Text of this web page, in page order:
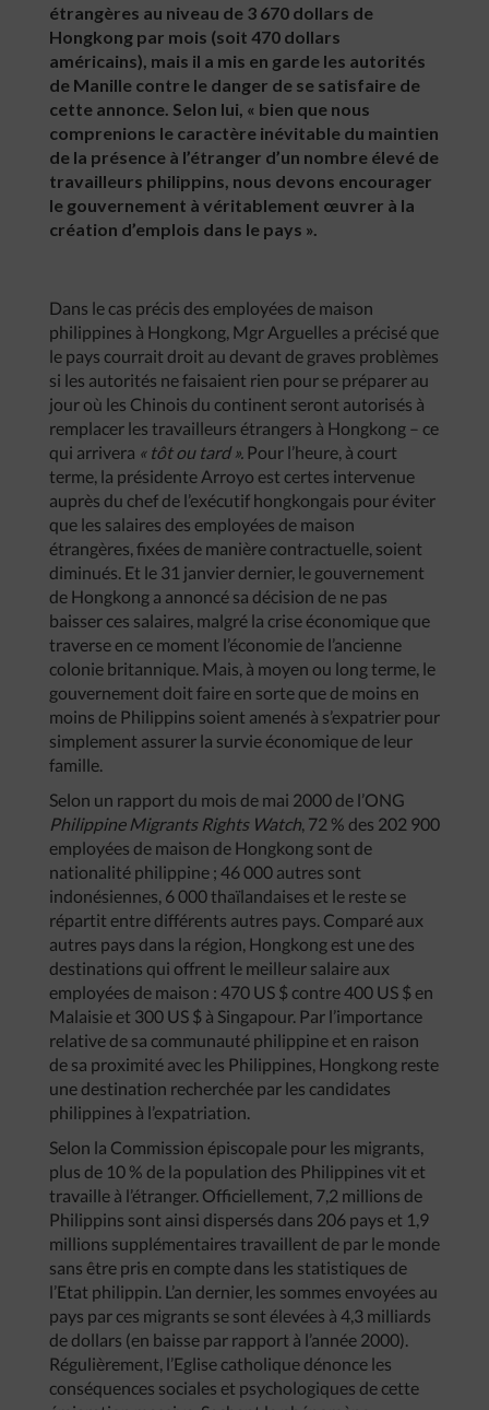
étrangères au niveau de 3 670 dollars de
Hongkong par mois (soit 470 dollars
américains), mais il a mis en garde les autorités
de Manille contre le danger de se satisfaire de
cette annonce. Selon lui, « bien que nous
comprenions le caractère inévitable du maintien
de la présence à l’étranger d’un nombre élevé de
travailleurs philippins, nous devons encourager
le gouvernement à véritablement œuvrer à la
création d’emplois dans le pays ».
Dans le cas précis des employées de maison
philippines à Hongkong, Mgr Arguelles a précisé que
le pays courrait droit au devant de graves problèmes
si les autorités ne faisaient rien pour se préparer au
jour où les Chinois du continent seront autorisés à
remplacer les travailleurs étrangers à Hongkong – ce
qui arrivera « tôt ou tard ». Pour l’heure, à court
terme, la présidente Arroyo est certes intervenue
auprès du chef de l’exécutif hongkongais pour éviter
que les salaires des employées de maison
étrangères, fixées de manière contractuelle, soient
diminués. Et le 31 janvier dernier, le gouvernement
de Hongkong a annoncé sa décision de ne pas
baisser ces salaires, malgré la crise économique que
traverse en ce moment l’économie de l’ancienne
colonie britannique. Mais, à moyen ou long terme, le
gouvernement doit faire en sorte que de moins en
moins de Philippins soient amenés à s’expatrier pour
simplement assurer la survie économique de leur
famille.
Selon un rapport du mois de mai 2000 de l’ONG
Philippine Migrants Rights Watch, 72 % des 202 900
employées de maison de Hongkong sont de
nationalité philippine ; 46 000 autres sont
indonésiennes, 6 000 thaïlandaises et le reste se
répartit entre différents autres pays. Comparé aux
autres pays dans la région, Hongkong est une des
destinations qui offrent le meilleur salaire aux
employées de maison : 470 US $ contre 400 US $ en
Malaisie et 300 US $ à Singapour. Par l’importance
relative de sa communauté philippine et en raison
de sa proximité avec les Philippines, Hongkong reste
une destination recherchée par les candidates
philippines à l’expatriation.
Selon la Commission épiscopale pour les migrants,
plus de 10 % de la population des Philippines vit et
travaille à l’étranger. Officiellement, 7,2 millions de
Philippins sont ainsi dispersés dans 206 pays et 1,9
millions supplémentaires travaillent de par le monde
sans être pris en compte dans les statistiques de
l’Etat philippin. L’an dernier, les sommes envoyées au
pays par ces migrants se sont élevées à 4,3 milliards
de dollars (en baisse par rapport à l’année 2000).
Régulièrement, l’Eglise catholique dénonce les
conséquences sociales et psychologiques de cette